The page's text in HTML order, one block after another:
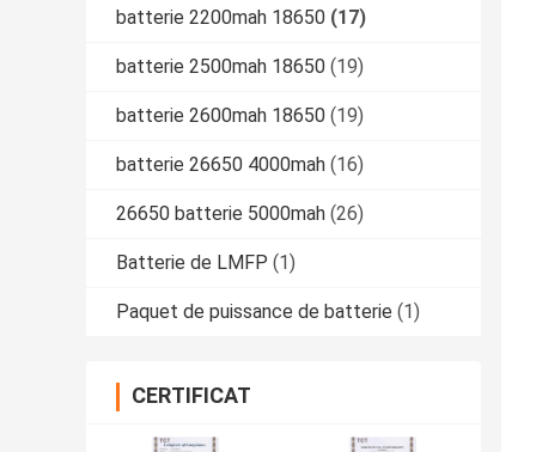
batterie 2200mah 18650 (17)
batterie 2500mah 18650 (19)
batterie 2600mah 18650 (19)
batterie 26650 4000mah (16)
26650 batterie 5000mah (26)
Batterie de LMFP (1)
Paquet de puissance de batterie (1)
CERTIFICAT